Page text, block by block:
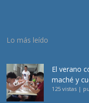
Lo más leído
El verano
maché y
125 vistas |